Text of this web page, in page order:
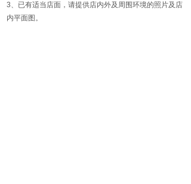
3、已有适当店面，请提供店内外及周围环境的照片及店
内平面图。